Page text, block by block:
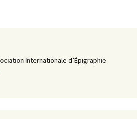
Internationale d’Épigraphie